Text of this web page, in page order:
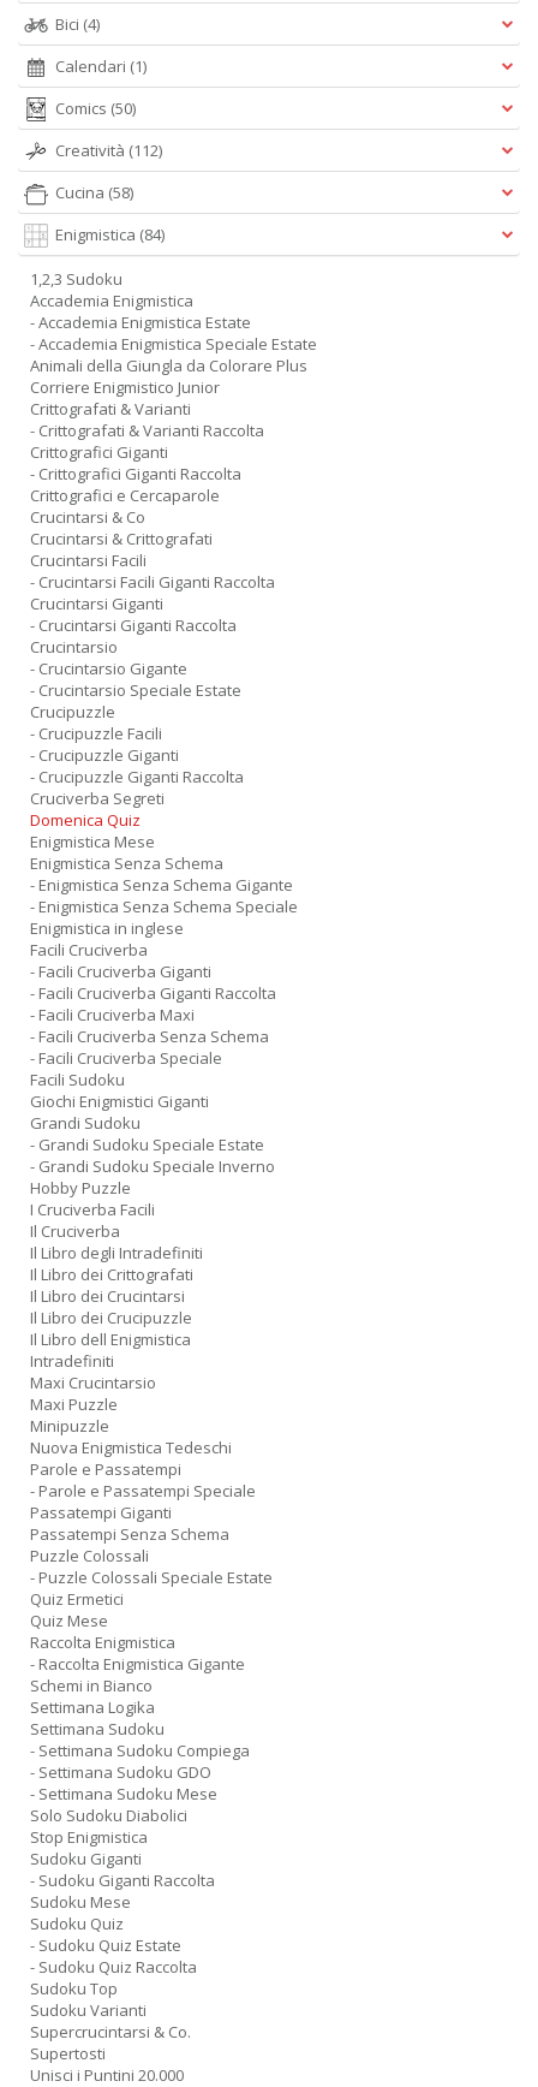
Bici (4)
Calendari (1)
Comics (50)
Creatività (112)
Cucina (58)
Enigmistica (84)
1,2,3 Sudoku
Accademia Enigmistica
- Accademia Enigmistica Estate
- Accademia Enigmistica Speciale Estate
Animali della Giungla da Colorare Plus
Corriere Enigmistico Junior
Crittografati & Varianti
- Crittografati & Varianti Raccolta
Crittografici Giganti
- Crittografici Giganti Raccolta
Crittografici e Cercaparole
Crucintarsi & Co
Crucintarsi & Crittografati
Crucintarsi Facili
- Crucintarsi Facili Giganti Raccolta
Crucintarsi Giganti
- Crucintarsi Giganti Raccolta
Crucintarsio
- Crucintarsio Gigante
- Crucintarsio Speciale Estate
Crucipuzzle
- Crucipuzzle Facili
- Crucipuzzle Giganti
- Crucipuzzle Giganti Raccolta
Cruciverba Segreti
Domenica Quiz
Enigmistica Mese
Enigmistica Senza Schema
- Enigmistica Senza Schema Gigante
- Enigmistica Senza Schema Speciale
Enigmistica in inglese
Facili Cruciverba
- Facili Cruciverba Giganti
- Facili Cruciverba Giganti Raccolta
- Facili Cruciverba Maxi
- Facili Cruciverba Senza Schema
- Facili Cruciverba Speciale
Facili Sudoku
Giochi Enigmistici Giganti
Grandi Sudoku
- Grandi Sudoku Speciale Estate
- Grandi Sudoku Speciale Inverno
Hobby Puzzle
I Cruciverba Facili
Il Cruciverba
Il Libro degli Intradefiniti
Il Libro dei Crittografati
Il Libro dei Crucintarsi
Il Libro dei Crucipuzzle
Il Libro dell Enigmistica
Intradefiniti
Maxi Crucintarsio
Maxi Puzzle
Minipuzzle
Nuova Enigmistica Tedeschi
Parole e Passatempi
- Parole e Passatempi Speciale
Passatempi Giganti
Passatempi Senza Schema
Puzzle Colossali
- Puzzle Colossali Speciale Estate
Quiz Ermetici
Quiz Mese
Raccolta Enigmistica
- Raccolta Enigmistica Gigante
Schemi in Bianco
Settimana Logika
Settimana Sudoku
- Settimana Sudoku Compiega
- Settimana Sudoku GDO
- Settimana Sudoku Mese
Solo Sudoku Diabolici
Stop Enigmistica
Sudoku Giganti
- Sudoku Giganti Raccolta
Sudoku Mese
Sudoku Quiz
- Sudoku Quiz Estate
- Sudoku Quiz Raccolta
Sudoku Top
Sudoku Varianti
Supercrucintarsi & Co.
Supertosti
Unisci i Puntini 20.000